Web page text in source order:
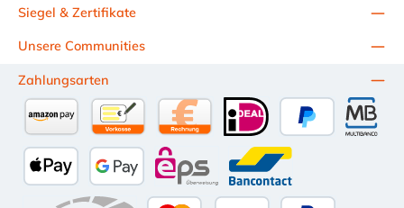
Unsere Communities
Siegel & Zertifikate
Zahlungsarten
Kauf auf Rechnung (10 Tage Netto)
iDEAL
Apple Pay Google Pay eps Bancontact
Amazon PayVorkasse per Überweisung